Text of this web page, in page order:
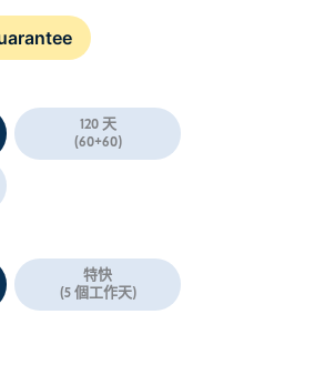
120 天
(60+60)
特快
(5 個工作天)